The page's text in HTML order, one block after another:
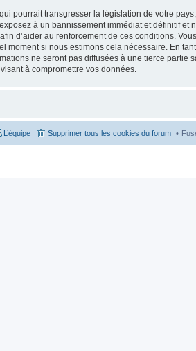
pourrait transgresser la législation de votre
à un bannissement immédiat et définitif et
d’aider au renforcement de ces conditions.
moment si nous estimons cela nécessaire. En
ne seront pas diffusées à une tierce partie
à compromettre vos données.
Supprimer tous les cookies du forum
L’équipe